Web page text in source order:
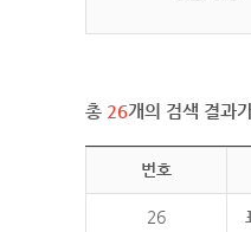
총 26개의 검색 결과
번호
26